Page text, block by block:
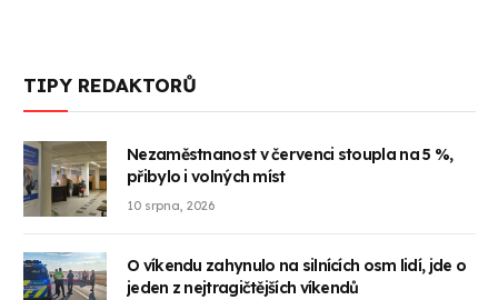
TIPY REDAKTORŮ
Nezaměstnanost v červenci stoupla na 5 %,
přibylo i volných míst
10 srpna, 2026
O víkendu zahynulo na silnících osm lidí, jde o
jeden z nejtragičtějších víkendů